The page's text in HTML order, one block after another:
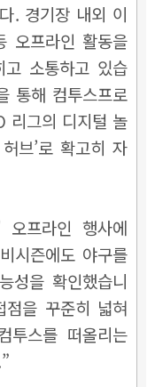
. 경기장 내외 이
오프라인 활동을
고 소통하고 있습
통해 컴투스프로
리그의 디지털 놀
브’로 확고히 자
오프라인 행사에
시즌에도 야구를
성을 확인했습니
을 꾸준히 넓혀
투스를 떠올리는